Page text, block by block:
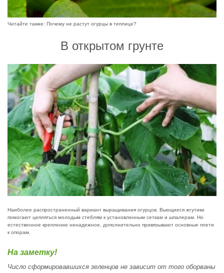
Читайте также: Почему не растут огурцы в теплице?
В открытом грунте
Наиболее распространенный вариант выращивания огурцов. Вьющиеся жгутики
помогают цепляться молодым стеблям к установленным сеткам и шпалерам. Но
естественное крепление ненадежное, дополнительно привязывают основные плети
к опорам.
На заметку!
Число сформировавшихся зеленцов не зависит от того оборваны